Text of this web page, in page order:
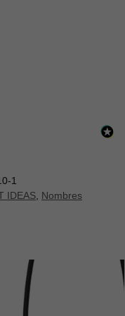
1
IDEAS Nombres